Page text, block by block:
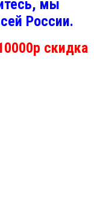
мы
России.
скидка